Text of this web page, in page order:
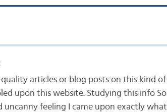
articles or blog posts on this kind of
upon this website. Studying this info So
uncanny feeling I came upon exactly what